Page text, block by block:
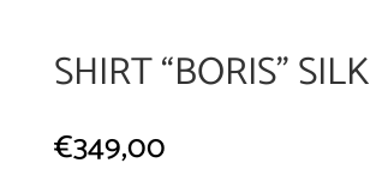
SHIRT “BORIS” SILK
€349,00